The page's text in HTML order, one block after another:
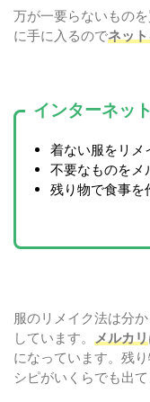
万が一要らないもの
に手に入るのでネッ
インターネッ
着ない服をリメ
不要なものをメ
残り物で食事を
服のリメイク法は分か
しています。
メルカリ
になっています。残
シピがいくらでも出て